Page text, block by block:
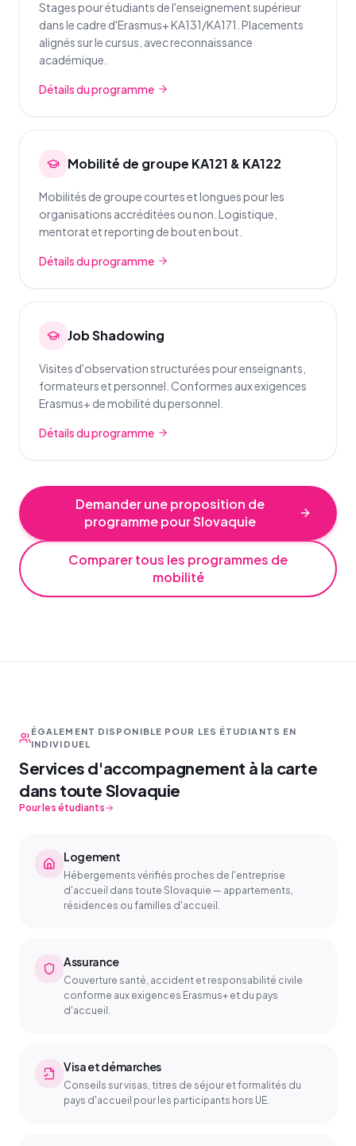
Stages pour étudiants de l'enseignement supérieur
dans le cadre d'Erasmus+ KA131/KA171. Placements
alignés sur le cursus, avec reconnaissance
académique.
Détails du programme
Mobilité de groupe KA121 & KA122
Mobilités de groupe courtes et longues pour les
organisations accréditées ou non. Logistique,
mentorat et reporting de bout en bout.
Détails du programme
Job Shadowing
Visites d'observation structurées pour enseignants,
formateurs et personnel. Conformes aux exigences
Erasmus+ de mobilité du personnel.
Détails du programme
Demander une proposition de
programme pour Slovaquie
Comparer tous les programmes de
mobilité
ÉGALEMENT DISPONIBLE POUR LES ÉTUDIANTS EN
INDIVIDUEL
Services d'accompagnement à la carte
dans toute Slovaquie
Pour les étudiants
Logement
Hébergements vérifiés proches de l'entreprise
d'accueil dans toute Slovaquie — appartements,
résidences ou familles d'accueil.
Assurance
Couverture santé, accident et responsabilité civile
conforme aux exigences Erasmus+ et du pays
d'accueil.
Visa et démarches
Conseils sur visas, titres de séjour et formalités du
pays d'accueil pour les participants hors UE.